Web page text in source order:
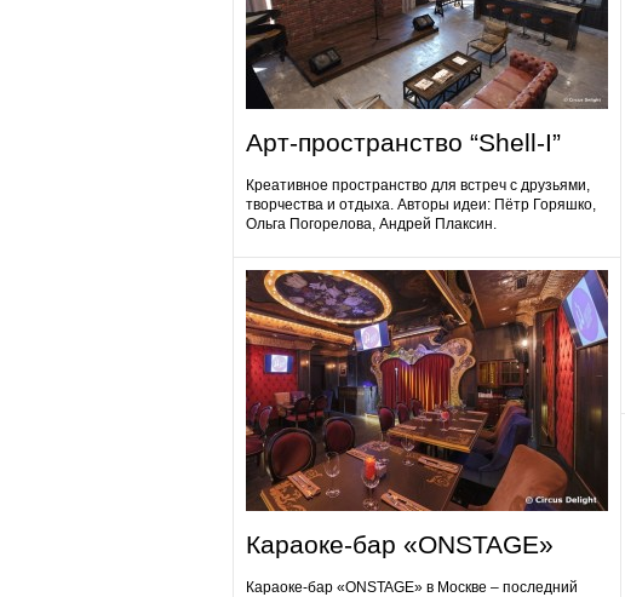
Арт-пространство “Shell-I”
Креативное пространство для встреч с друзьями,
творчества и отдыха. Авторы идеи: Пётр Горяшко,
Ольга Погорелова, Андрей Плаксин.
Караоке-бар «ONSTAGE»
Караоке-бар «ONSTAGE» в Москве – последний